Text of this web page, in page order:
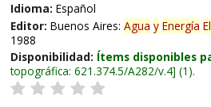
Idioma: Español
Editor: Buenos Aires: Agua y Energía
1988
Disponibilidad: Ítems disponibles
topográfica: 621.374.5/A282/v.4 (1).